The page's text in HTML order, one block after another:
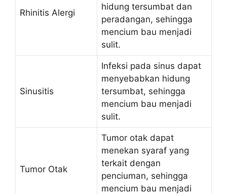
Rhinitis Alergi
hidung tersumbat dan
peradangan, sehingga
mencium bau menjadi
sulit.
Sinusitis
Infeksi pada sinus dapat
menyebabkan hidung
tersumbat, sehingga
mencium bau menjadi
sulit.
Tumor Otak
Tumor otak dapat
menekan syaraf yang
terkait dengan
penciuman, sehingga
mencium bau menjadi